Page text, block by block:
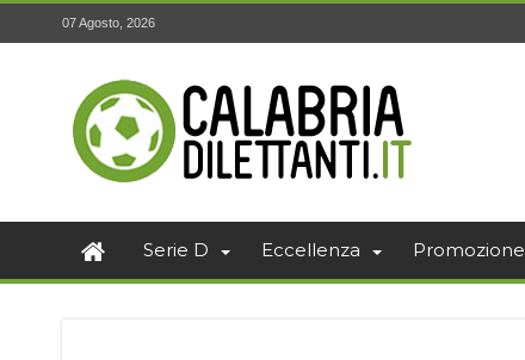
07 Agosto, 2026
Serie D Eccellenza Promozione